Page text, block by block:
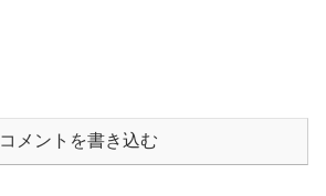
コメントを書き込む